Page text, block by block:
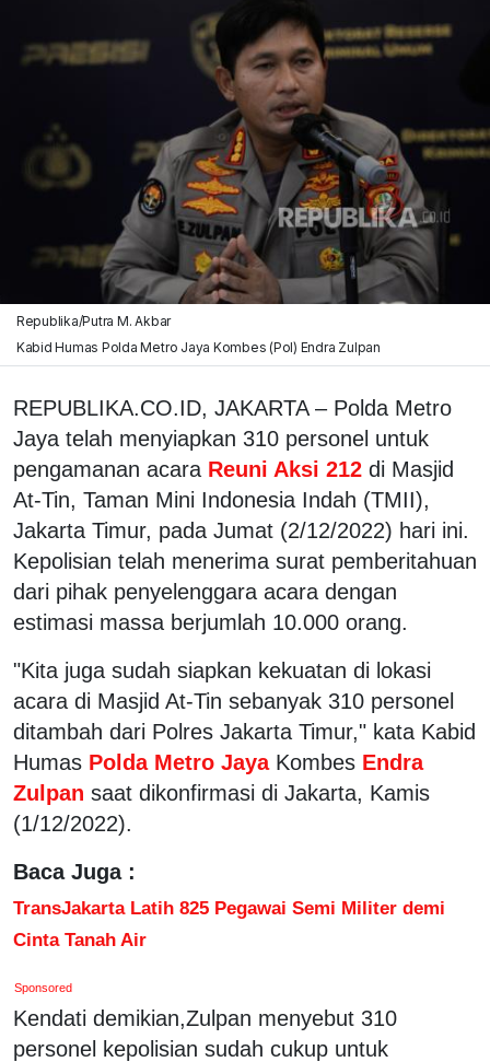
Republika/Putra M. Akbar
Kabid Humas Polda Metro Jaya Kombes (Pol) Endra Zulpan
REPUBLIKA.CO.ID, JAKARTA – Polda Metro
Jaya telah menyiapkan 310 personel untuk
pengamanan acara Reuni Aksi 212 di Masjid
At-Tin, Taman Mini Indonesia Indah (TMII),
Jakarta Timur, pada Jumat (2/12/2022) hari ini.
Kepolisian telah menerima surat pemberitahuan
dari pihak penyelenggara acara dengan
estimasi massa berjumlah 10.000 orang.
"Kita juga sudah siapkan kekuatan di lokasi
acara di Masjid At-Tin sebanyak 310 personel
ditambah dari Polres Jakarta Timur," kata Kabid
Humas Polda Metro Jaya Kombes Endra
Zulpan saat dikonfirmasi di Jakarta, Kamis
(1/12/2022).
Baca Juga :
TransJakarta Latih 825 Pegawai Semi Militer demi
Cinta Tanah Air
Sponsored
Kendati demikian,Zulpan menyebut 310
personel kepolisian sudah cukup untuk